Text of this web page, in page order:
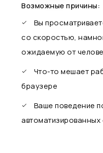
Возможные причины:
Вы
со скоростью,
ожидаемую от
Что-то мешает
браузере
Ваше поведение
автоматизированных